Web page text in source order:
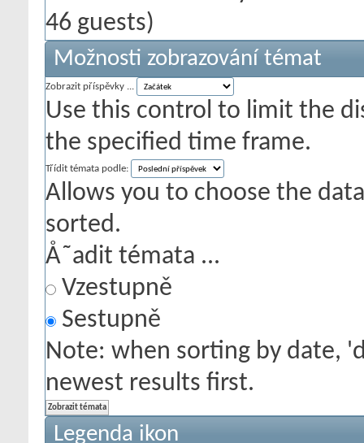
46 guests)
Možnosti zobrazování témat
Zobrazit příspěvky ...
Use this control to limit the
the specified time frame.
Třídit témata podle:
Allows you to choose the
sorted.
Å˜adit témata ...
Vzestupně
Sestupně
Note: when sorting by date,
newest results first.
Legenda ikon